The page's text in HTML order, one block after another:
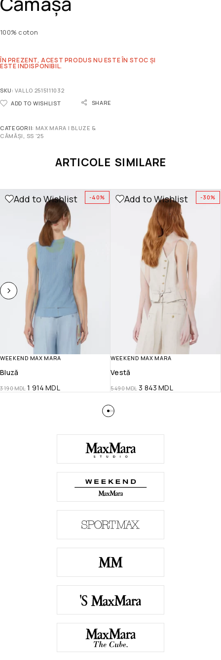
100% coton
ÎN PREZENT, ACEST PRODUS NU ESTE ÎN STOC ȘI
ESTE INDISPONIBIL.
SKU:VALLO 2515111032
ADD TO WISHLIST
SHARE
CATEGORII: MAX MARA | BLUZE &
CĂMĂȘI , SS '25
ARTICOLE SIMILARE
-40%
Add to Wishlist
WEEKEND MAX MARA
Bluză
3 190MDL 1 914MDL
-30%
Add to Wishlist
WEEKEND MAX MARA
Vestă
5 490MDL 3 843MDL